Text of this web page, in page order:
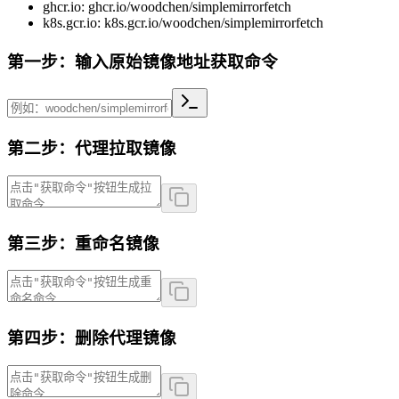
ghcr.io: ghcr.io/woodchen/simplemirrorfetch
k8s.gcr.io: k8s.gcr.io/woodchen/simplemirrorfetch
第一步：输入原始镜像地址获取命令
第二步：代理拉取镜像
第三步：重命名镜像
第四步：删除代理镜像